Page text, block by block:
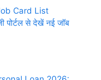
Card List
पोर्टल से देखें नई जॉब